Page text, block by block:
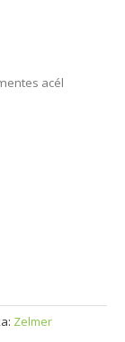
acél
Zelmer